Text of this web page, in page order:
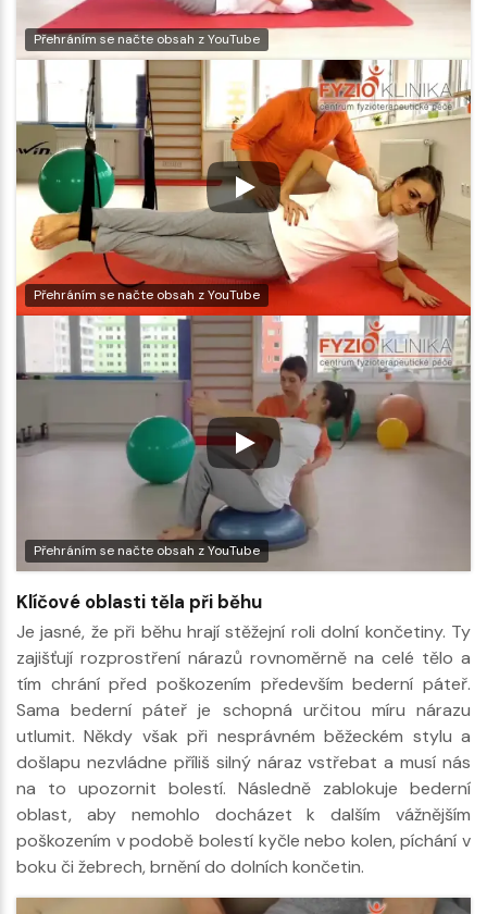
Přehráním se načte obsah z YouTube
Přehráním se načte obsah z YouTube
Přehráním se načte obsah z YouTube
Klíčové oblasti těla při běhu
Je jasné, že při běhu hrají stěžejní roli dolní končetiny. Ty
zajišťují rozprostření nárazů rovnoměrně na celé tělo a
tím chrání před poškozením především bederní páteř.
Sama bederní páteř je schopná určitou míru nárazu
utlumit. Někdy však při nesprávném běžeckém stylu a
došlapu nezvládne příliš silný náraz vstřebat a musí nás
na to upozornit bolestí. Následně zablokuje bederní
oblast, aby nemohlo docházet k dalším vážnějším
poškozením v podobě bolestí kyčle nebo kolen, píchání v
boku či žebrech, brnění do dolních končetin.